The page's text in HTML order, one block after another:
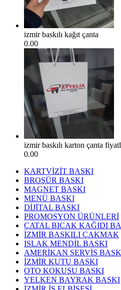
izmir baskılı kağıt çanta
0.00
izmir baskılı karton çanta
0.00
KARTVİZİT BASKI
BROŞÜR BASKI
MAGNET BASKI
MENÜ BASKI
DİJİTAL BASKI
PROMOSYON ÜRÜNLERİ
ÇATAL BIÇAK KAĞIDI
İZMİR BASKILI ÇAKMAK
ISLAK MENDİL BASKI
AMERİKAN SERVİS
İZMİR KUTU BASKI
OTO KOKUSU BASKI
YELKEN BAYRAK BASKI